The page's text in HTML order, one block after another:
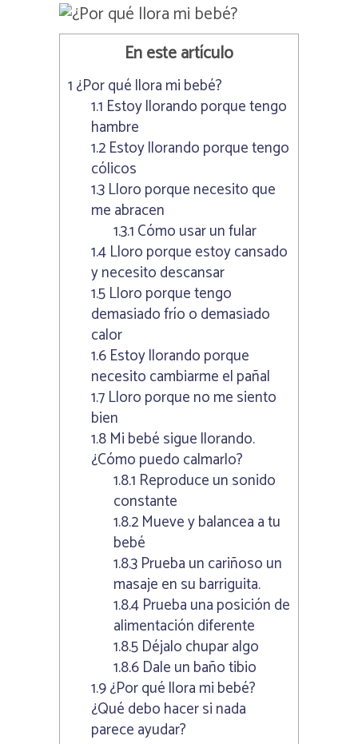
En este artículo
1¿Por qué llora mi bebé?
1.1 Estoy llorando porque tengo
hambre
1.2Estoy llorando porque tengo
cólicos
1.3Lloro porque necesito que
me abracen
1.3.1Cómo usar un fular
1.4Lloro porque estoy cansado
y necesito descansar
1.5Lloro porque tengo
demasiado frío o demasiado
calor
1.6Estoy llorando porque
necesito cambiarme el pañal
1.7Lloro porque no me siento
bien
1.8Mi bebé sigue llorando.
¿Cómo puedo calmarlo?
1.8.1 Reproduce un sonido
constante
1.8.2Mueve y balancea a tu
bebé
1.8.3Prueba un cariñoso un
masaje en su barriguita.
1.8.4Prueba una posición de
alimentación diferente
1.8.5Déjalo chupar algo
1.8.6Dale un baño tibio
1.9¿Por qué llora mi bebé?
¿Qué debo hacer si nada
parece ayudar?